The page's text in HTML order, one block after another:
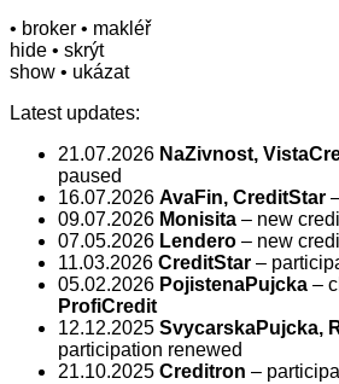
• broker • makléř
hide • skrýt
show • ukázat
Latest updates:
21.07.2026 NaZivnost,
paused
16.07.2026 AvaFin, CreditStar
09.07.2026 Monisita – new
07.05.2026 Lendero – new
11.03.2026 CreditStar –
05.02.2026 PojistenaPujcka –
ProfiCredit
12.12.2025 SvycarskaPujcka,
participation renewed
21.10.2025 Creditron –